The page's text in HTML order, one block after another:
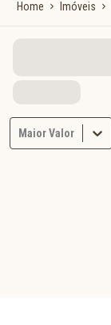
Home Imóveis
Maior Valor